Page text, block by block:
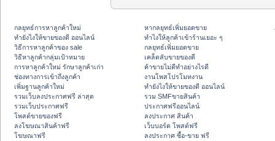
กลยุทธ์การหาลูกค้าใหม่
ทํายังไงให้ขายของดี ออนไลน์
วิธีการหาลูกค้าของ sale
วิธีหาลูกค้ากลุ่มเป้าหมาย
การหาลูกค้าใหม่ รักษาลูกค้าเก่า
ช่องทางการเข้าถึงลูกค้า
เพิ่มฐานลูกค้าใหม่
รวมเว็บลงประกาศฟรี ล่าสุด
รวมเว็บประกาศฟรี
โพสต์ขายของฟรี
ลงโฆษณาสินค้าฟรี
โฆษณาฟรี
หากลยุทธ์เพิ่มยอดขาย
ทําไงให้ลูกค้าเข้าร้านเยอะ ๆ
กลยุทธ์เพิ่มยอดขาย
เคล็ดลับขายของดี
ค้าขายไม่ดีทำอย่างไรดี
งานโพสโปรโมทงาน
ทํายังไงให้ขายของดี ออนไลน์
รวม SMFขายสินค้า
ประกาศฟรีออนไลน์
ลงประกาศ สินค้า
เว็บบอร์ด โพสต์ฟรี
ลงประกาศ ซื้อ-ขาย ฟรี